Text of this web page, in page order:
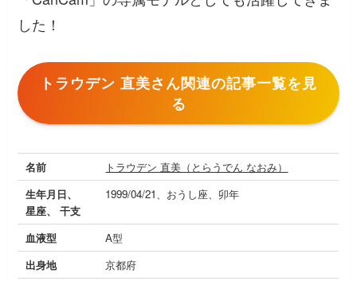
した！
トラウデン 直美さん関連の記事一覧を見
る
名前
トラウデン 直美（とらうでん なおみ）
生年月日、
星座、 干支
1999/04/21、おうし座、卯年
血液型
A型
出身地
京都府